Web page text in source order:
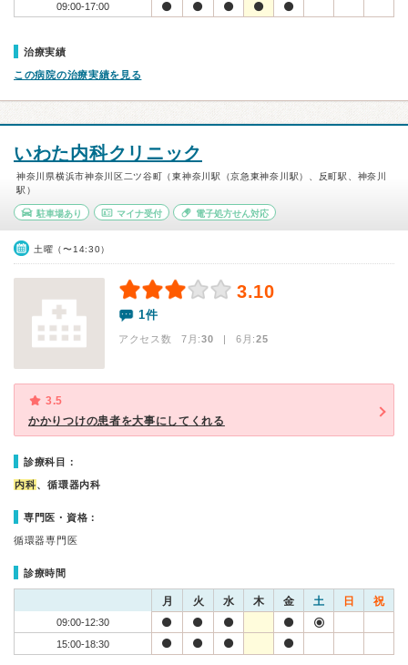
09:00-17:00
治療実績
この病院の治療実績を見る
いわた内科クリニック
神奈川県横浜市神奈川区二ツ谷町（東神奈川駅（京急東神奈川駅）、反町駅、神奈川
駅）
駐車場あり マイナ受付 電子処方せん対応
土曜（〜14:30）
3.10
1件
アクセス数 7月:30 | 6月:25
3.5
かかりつけの患者を大事にしてくれる
診療科目：
内科、循環器内科
専門医・資格：
循環器専門医
診療時間
月 火 水 木 金 土 日 祝
09:00-12:30
15:00-18:30